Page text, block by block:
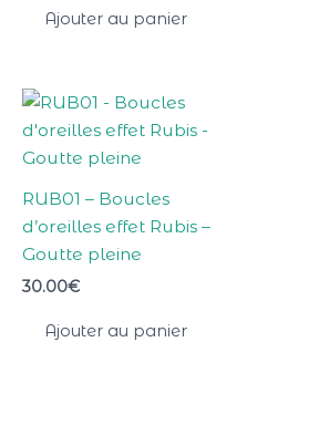
Ajouter au panier
RUB01 – Boucles
d’oreilles effet Rubis –
Goutte pleine
30.00€
Ajouter au panier